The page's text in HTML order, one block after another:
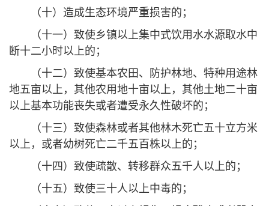
（十）造成生态环境严重损害的；
（十一）致使乡镇以上集中式饮用水水源取水中
断十二小时以上的；
（十二）致使基本农田、防护林地、特种用途林
地五亩以上，其他农用地十亩以上，其他土地二十亩
以上基本功能丧失或者遭受永久性破坏的；
（十三）致使森林或者其他林木死亡五十立方米
以上，或者幼树死亡二千五百株以上的；
（十四）致使疏散、转移群众五千人以上的；
（十五）致使三十人以上中毒的；